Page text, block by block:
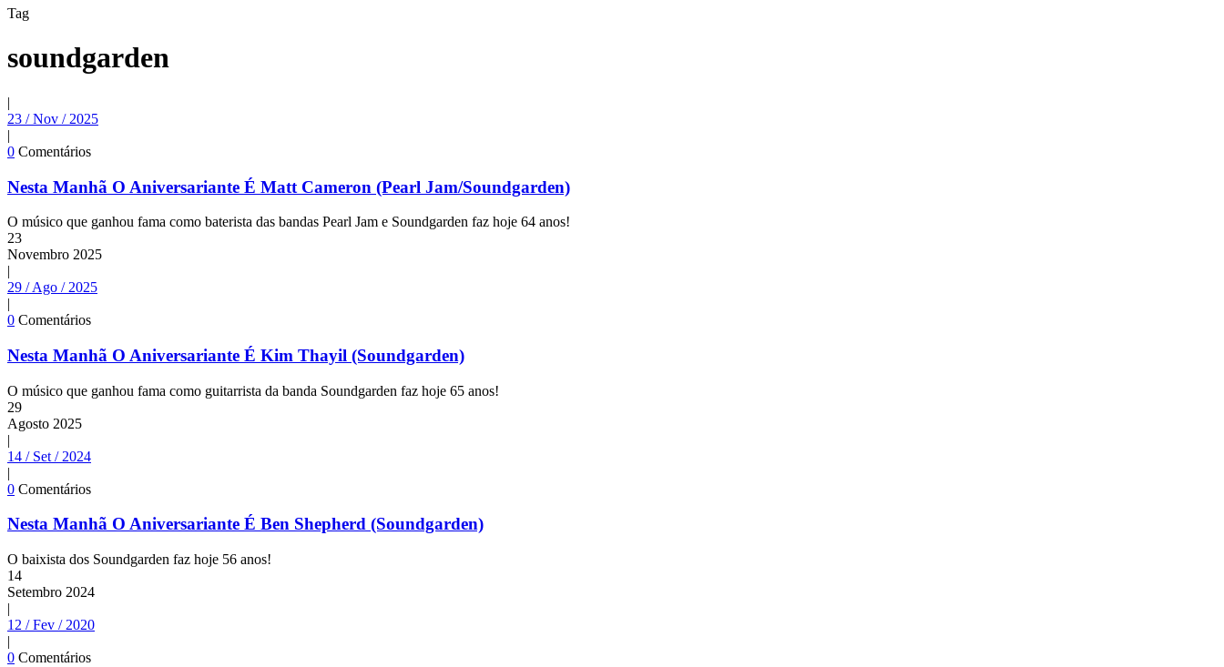
Tag
soundgarden
|
23 / Nov / 2025
|
0 Comentários
Nesta Manhã O Aniversariante É Matt Cameron (Pearl Jam/Soundgarden)
O músico que ganhou fama como baterista das bandas Pearl Jam e Soundgarden faz hoje 64 anos!
23
Novembro 2025
|
29 / Ago / 2025
|
0 Comentários
Nesta Manhã O Aniversariante É Kim Thayil (Soundgarden)
O músico que ganhou fama como guitarrista da banda Soundgarden faz hoje 65 anos!
29
Agosto 2025
|
14 / Set / 2024
|
0 Comentários
Nesta Manhã O Aniversariante É Ben Shepherd (Soundgarden)
O baixista dos Soundgarden faz hoje 56 anos!
14
Setembro 2024
|
12 / Fev / 2020
|
0 Comentários